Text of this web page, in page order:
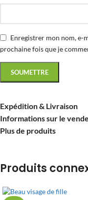
Enregistrer mon nom, e-
prochaine fois que je
Expédition & Livraison
Informations sur le
Plus de produits
Produits